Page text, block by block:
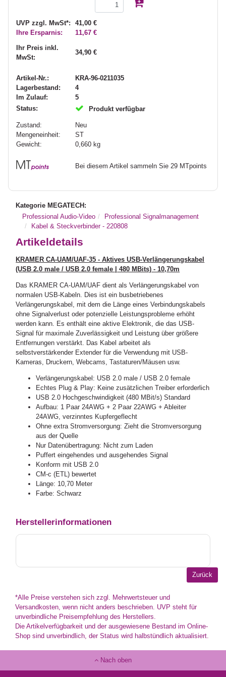
UVP zzgl. MwSt*:
41,00 €
Ihre Ersparnis:
11,67 €
Ihr Preis inkl.
MwSt:
34,90 €
Artikel-Nr.:
KRA-96-0211035
Lagerbestand:
4
Im Zulauf:
5
Status:
Produkt verfügbar
Zustand:
Neu
Mengeneinheit:
ST
Gewicht:
0,660kg
Bei diesem Artikel sammeln Sie 29 MTpoints
Kategorie MEGATECH:
Professional Audio-Video
Professional Signalmanagement
Kabel & Steckverbinder - 220808
Artikeldetails
KRAMER CA-UAM/UAF-35 - Aktives USB-Verlängerungskabel
(USB 2.0 male / USB 2.0 female | 480 MBits) - 10,70m
Das KRAMER CA-UAM/UAF dient als Verlängerungskabel von
normalen USB-Kabeln. Dies ist ein busbetriebenes
Verlängerungskabel, mit dem die Länge eines Verbindungskabels
ohne Signalverlust oder potenzielle Leistungsprobleme erhöht
werden kann. Es enthält eine aktive Elektronik, die das USB-
Signal für maximale Zuverlässigkeit und Leistung über größere
Entfernungen verstärkt. Das Kabel arbeitet als
selbstverstärkender Extender für die Verwendung mit USB-
Kameras, Druckern, Webcams, Tastaturen/Mäusen usw.
Verlängerungskabel: USB 2.0 male / USB 2.0 female
Echtes Plug & Play: Keine zusätzlichen Treiber erforderlich
USB 2.0 Hochgeschwindigkeit (480 MBit/s) Standard
Aufbau: 1 Paar 24AWG + 2 Paar 22AWG + Ableiter
24AWG, verzinntes Kupfergeflecht
Ohne extra Stromversorgung: Zieht die Stromversorgung
aus der Quelle
Nur Datenübertragung: Nicht zum Laden
Puffert eingehendes und ausgehendes Signal
Konform mit USB 2.0
CM-c (ETL) bewertet
Länge: 10,70 Meter
Farbe: Schwarz
Herstellerinformationen
*Alle Preise verstehen sich zzgl. Mehrwertsteuer und
Versandkosten, wenn nicht anders beschrieben. UVP steht für
unverbindliche Preisempfehlung des Herstellers.
Die Artikelverfügbarkeit und der ausgewiesene Bestand im Online-
Shop sind unverbindlich, der Status wird halbstündlich aktualisiert.
Nach oben